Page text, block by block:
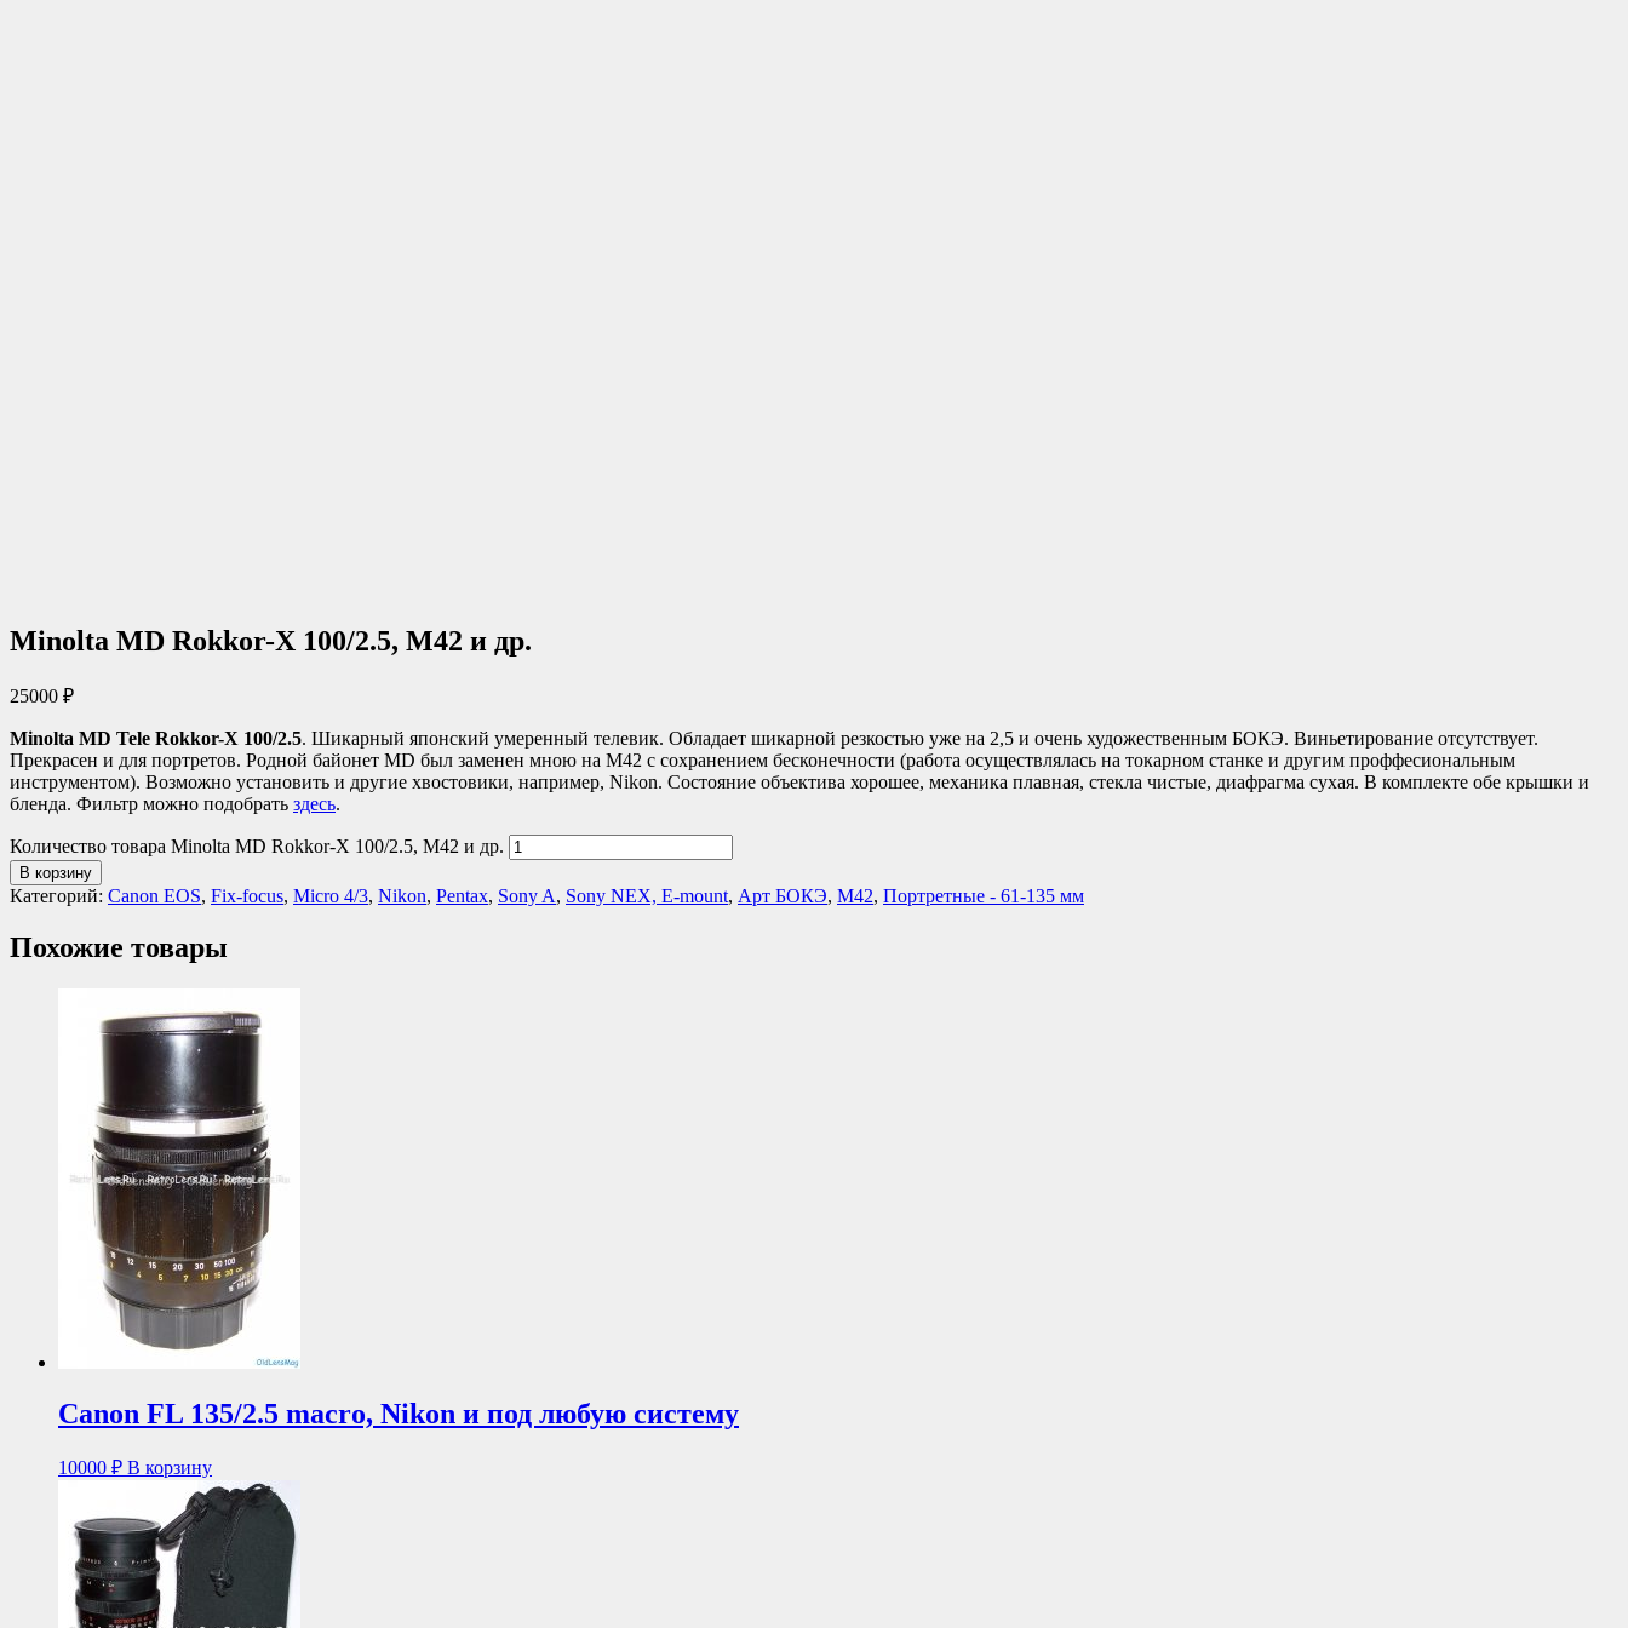
Minolta MD Rokkor-X 100/2.5, M42 и др.
25000 ₽
Minolta MD Tele Rokkor-X 100/2.5. Шикарный японский умеренный телевик. Обладает шикарной резкостью уже на 2,5 и очень художественным БОКЭ. Виньетирование отсутствует.
Прекрасен и для портретов. Родной байонет MD был заменен мною на M42 с сохранением бесконечности (работа осуществлялась на токарном станке и другим проффесиональным
инструментом). Возможно установить и другие хвостовики, например, Nikon. Состояние объектива хорошее, механика плавная, стекла чистые, диафрагма сухая. В комплекте обе крышки и
бленда. Фильтр можно подобрать здесь.
Количество товара Minolta MD Rokkor-X 100/2.5, M42 и др.
В корзину
Категорий: Canon EOS, Fix-focus, Micro 4/3, Nikon, Pentax, Sony A, Sony NEX, E-mount, Арт БОКЭ, М42, Портретные - 61-135 мм
Похожие товары
Canon FL 135/2.5 macro, Nikon и под любую систему
10000 ₽ В корзину